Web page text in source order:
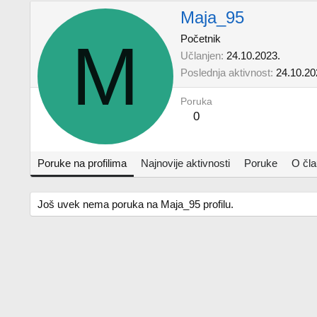
M
Maja_95
Početnik
Učlanjen 24.10.2023.
Poslednja aktivnost
Poruka
0
Poruke na profilima Najnovije aktivnosti Poruke O
Još uvek nema poruka na Maja_95 profilu.